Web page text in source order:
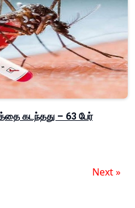
கடந்தது – 63 பேர்
Next »